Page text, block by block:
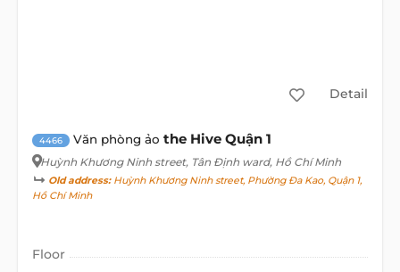
Detail
4466 Văn phòng ảo the Hive Quận 1
Huỳnh Khương Ninh street, Tân Định ward, Hồ Chí Minh
Old address:Huỳnh Khương Ninh street, Phường Đa Kao, Quận 1,
Hồ Chí Minh
Floor